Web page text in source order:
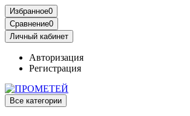
Избранное0
Сравнение0
Личный кабинет
Авторизация
Регистрация
Все категории